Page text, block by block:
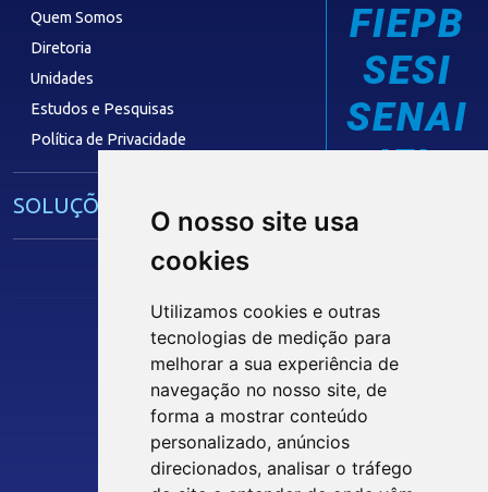
O nosso site usa
cookies
Utilizamos cookies e outras
tecnologias de medição para
melhorar a sua experiência de
navegação no nosso site, de
forma a mostrar conteúdo
personalizado, anúncios
direcionados, analisar o tráfego
Quem Somos
Diretoria
Unidades
Estudos e Pesquisas
Política de Privacidade
SOLUÇÕES E SERVIÇOS
Núcleo de Acesso ao Crédito
Centro Internacional de Negócios -
CONTRIBUIÇÃO SINDICAL
FIEPB
SESI
SENAI
IEL
Siga nossas Redes Sociais
INTRANET